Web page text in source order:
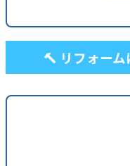
🔨 リフォー